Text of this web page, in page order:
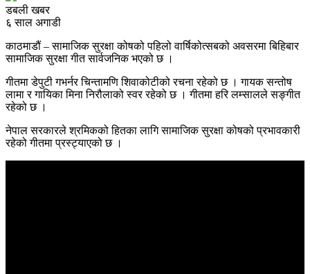
डबली खबर
६ साल अगाडी
काठमाडौं – सामाजिक सुरक्षा कोषको पहिलो वार्षिकोत्सबको अवसरमा बिहिबार
सामाजिक सुरक्षा गीत सार्वजनिक भएको छ ।
गीतमा डेपुटी गभर्नर चिन्तामणि शिवाकोटीको रचना रहेको छ । गायक सन्तोष
लामा र गायिका मिना निरौलाको स्वर रहेको छ । गीतमा हरि लम्सालले सङ्गीत
रहेको छ ।
नेपाल सरकारले श्रमिकको हितका लागि सामाजिक सुरक्षा कोषको प्रभावकारी
रहेको गीतमा प्रस्ट्याएको छ ।